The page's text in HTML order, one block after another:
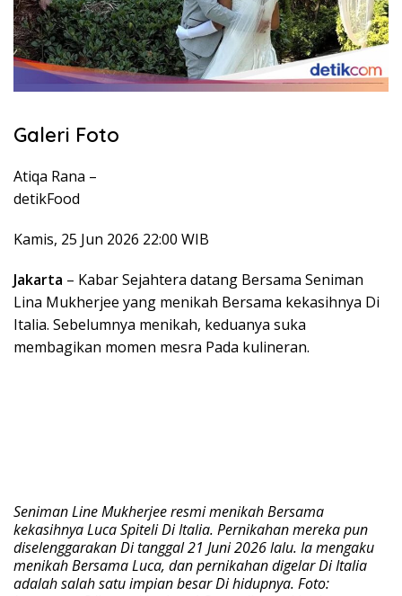
Galeri Foto
Atiqa Rana –
detikFood
Kamis, 25 Jun 2026 22:00 WIB
Jakarta – Kabar Sejahtera datang Bersama Seniman
Lina Mukherjee yang menikah Bersama kekasihnya Di
Italia. Sebelumnya menikah, keduanya suka
membagikan momen mesra Pada kulineran.
Seniman Line Mukherjee resmi menikah Bersama
kekasihnya Luca Spiteli Di Italia. Pernikahan mereka pun
diselenggarakan Di tanggal 21 Juni 2026 lalu. Ia mengaku
menikah Bersama Luca, dan pernikahan digelar Di Italia
adalah salah satu impian besar Di hidupnya. Foto: